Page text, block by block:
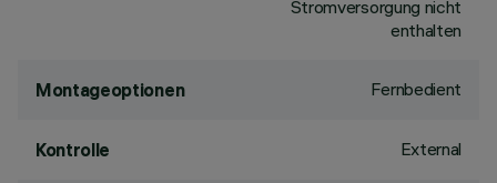
Stromversorgung nicht
enthalten
Montageoptionen Fernbedient
Kontrolle External